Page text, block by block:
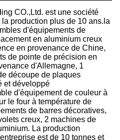
CO.,Ltd. est une société
production plus de 10 ans.la
d'équipements de
en aluminium creux
en provenance de Chine,
de pointe de précision en
d'Allemagne, 1
découpe de plaques
et développé
d'équipement de couleur à
le four à température de
de barres décoratives,
creux, 2 machines de
La production
est de 10 tonnes et